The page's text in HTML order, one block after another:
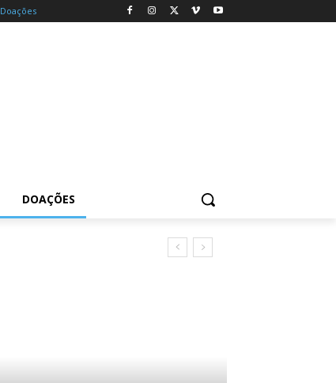
Doações
DOAÇÕES